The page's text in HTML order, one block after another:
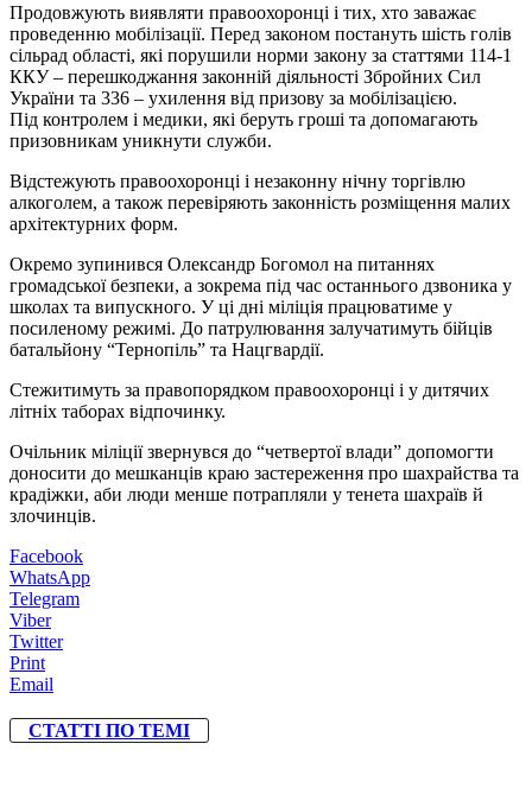
Продовжують виявляти правоохоронці і тих, хто заважає
проведенню мобілізації. Перед законом постануть шість голів
сільрад області, які порушили норми закону за статтями 114-1
ККУ – перешкоджання законній діяльності Збройних Сил
України та 336 – ухилення від призову за мобілізацією.
Під контролем і медики, які беруть гроші та допомагають
призовникам уникнути служби.
Відстежують правоохоронці і незаконну нічну торгівлю
алкоголем, а також перевіряють законність розміщення малих
архітектурних форм.
Окремо зупинився Олександр Богомол на питаннях
громадської безпеки, а зокрема під час останнього дзвоника у
школах та випускного. У ці дні міліція працюватиме у
посиленому режимі. До патрулювання залучатимуть бійців
батальйону “Тернопіль” та Нацгвардії.
Стежитимуть за правопорядком правоохоронці і у дитячих
літніх таборах відпочинку.
Очільник міліції звернувся до “четвертої влади” допомогти
доносити до мешканців краю застереження про шахрайства та
крадіжки, аби люди менше потрапляли у тенета шахраїв й
злочинців.
Facebook
WhatsApp
Telegram
Viber
Twitter
Print
Email
СТАТТІ ПО ТЕМІ